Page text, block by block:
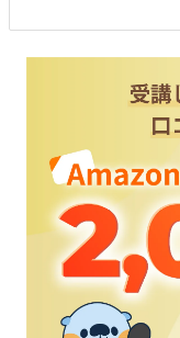
人があまり気にならな
クルしてしまうかもと思
しようと思いました。
なったようで、同じよ